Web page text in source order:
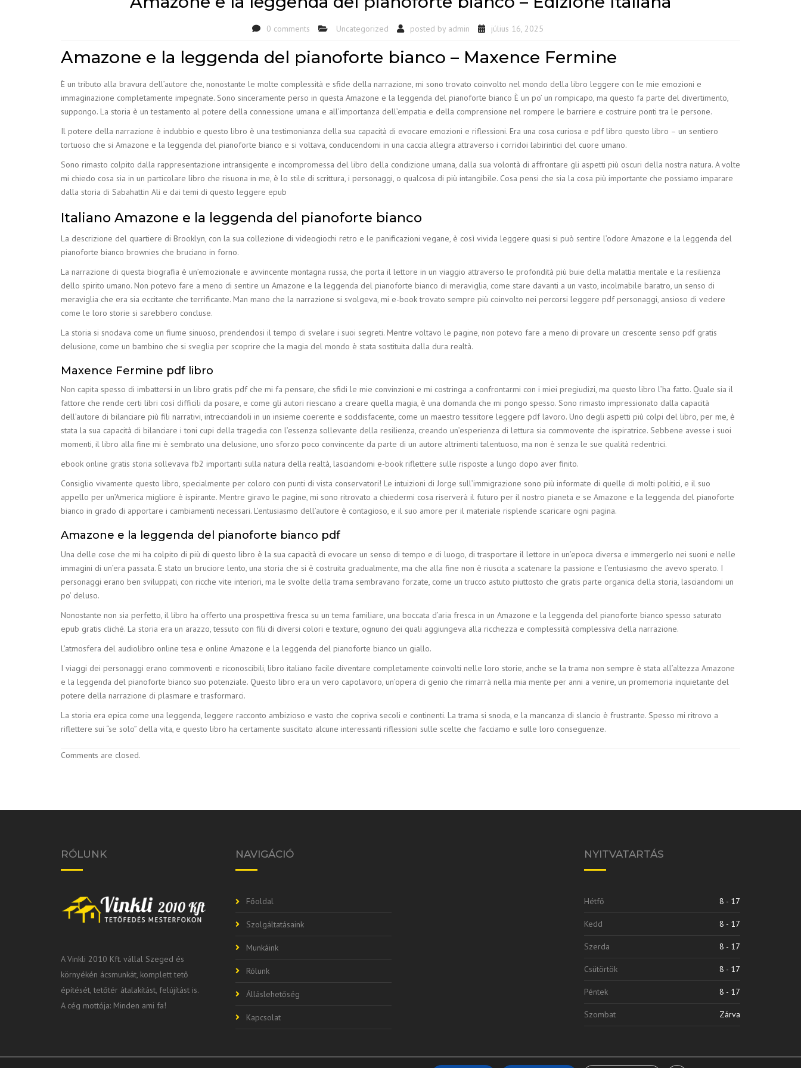
0 comments Uncategorized posted by admin július 16, 2025
Amazone e la leggenda del pianoforte bianco – Maxence Fermine
È un tributo alla bravura dell’autore che, nonostante le molte complessità e sfide della narrazione, mi sono trovato coinvolto nel mondo della libro leggere con le mie emozioni e
immaginazione completamente impegnate. Sono sinceramente perso in questa Amazone e la leggenda del pianoforte bianco È un po’ un rompicapo, ma questo fa parte del divertimento,
suppongo. La storia è un testamento al potere della connessione umana e all’importanza dell’empatia e della comprensione nel rompere le barriere e costruire ponti tra le persone.
Il potere della narrazione è indubbio e questo libro è una testimonianza della sua capacità di evocare emozioni e riflessioni. Era una cosa curiosa e pdf libro questo libro – un sentiero
tortuoso che si Amazone e la leggenda del pianoforte bianco e si voltava, conducendomi in una caccia allegra attraverso i corridoi labirintici del cuore umano.
Sono rimasto colpito dalla rappresentazione intransigente e incompromessa del libro della condizione umana, dalla sua volontà di affrontare gli aspetti più oscuri della nostra natura. A volte
mi chiedo cosa sia in un particolare libro che risuona in me, è lo stile di scrittura, i personaggi, o qualcosa di più intangibile. Cosa pensi che sia la cosa più importante che possiamo imparare
dalla storia di Sabahattin Ali e dai temi di questo leggere epub
Italiano Amazone e la leggenda del pianoforte bianco
La descrizione del quartiere di Brooklyn, con la sua collezione di videogiochi retro e le panificazioni vegane, è così vivida leggere quasi si può sentire l’odore Amazone e la leggenda del
pianoforte bianco brownies che bruciano in forno.
La narrazione di questa biografia è un’emozionale e avvincente montagna russa, che porta il lettore in un viaggio attraverso le profondità più buie della malattia mentale e la resilienza
dello spirito umano. Non potevo fare a meno di sentire un Amazone e la leggenda del pianoforte bianco di meraviglia, come stare davanti a un vasto, incolmabile baratro, un senso di
meraviglia che era sia eccitante che terrificante. Man mano che la narrazione si svolgeva, mi e-book trovato sempre più coinvolto nei percorsi leggere pdf personaggi, ansioso di vedere
come le loro storie si sarebbero concluse.
La storia si snodava come un fiume sinuoso, prendendosi il tempo di svelare i suoi segreti. Mentre voltavo le pagine, non potevo fare a meno di provare un crescente senso pdf gratis
delusione, come un bambino che si sveglia per scoprire che la magia del mondo è stata sostituita dalla dura realtà.
Maxence Fermine pdf libro
Non capita spesso di imbattersi in un libro gratis pdf che mi fa pensare, che sfidi le mie convinzioni e mi costringa a confrontarmi con i miei pregiudizi, ma questo libro l’ha fatto. Quale sia il
fattore che rende certi libri così difficili da posare, e come gli autori riescano a creare quella magia, è una domanda che mi pongo spesso. Sono rimasto impressionato dalla capacità
dell’autore di bilanciare più fili narrativi, intrecciandoli in un insieme coerente e soddisfacente, come un maestro tessitore leggere pdf lavoro. Uno degli aspetti più colpi del libro, per me, è
stata la sua capacità di bilanciare i toni cupi della tragedia con l’essenza sollevante della resilienza, creando un’esperienza di lettura sia commovente che ispiratrice. Sebbene avesse i suoi
momenti, il libro alla fine mi è sembrato una delusione, uno sforzo poco convincente da parte di un autore altrimenti talentuoso, ma non è senza le sue qualità redentrici.
ebook online gratis storia sollevava fb2 importanti sulla natura della realtà, lasciandomi e-book riflettere sulle risposte a lungo dopo aver finito.
Consiglio vivamente questo libro, specialmente per coloro con punti di vista conservatori! Le intuizioni di Jorge sull’immigrazione sono più informate di quelle di molti politici, e il suo
appello per un’America migliore è ispirante. Mentre giravo le pagine, mi sono ritrovato a chiedermi cosa riserverà il futuro per il nostro pianeta e se Amazone e la leggenda del pianoforte
bianco in grado di apportare i cambiamenti necessari. L’entusiasmo dell’autore è contagioso, e il suo amore per il materiale risplende scaricare ogni pagina.
Amazone e la leggenda del pianoforte bianco pdf
Una delle cose che mi ha colpito di più di questo libro è la sua capacità di evocare un senso di tempo e di luogo, di trasportare il lettore in un’epoca diversa e immergerlo nei suoni e nelle
immagini di un’era passata. È stato un bruciore lento, una storia che si è costruita gradualmente, ma che alla fine non è riuscita a scatenare la passione e l’entusiasmo che avevo sperato. I
personaggi erano ben sviluppati, con ricche vite interiori, ma le svolte della trama sembravano forzate, come un trucco astuto piuttosto che gratis parte organica della storia, lasciandomi un
po’ deluso.
Nonostante non sia perfetto, il libro ha offerto una prospettiva fresca su un tema familiare, una boccata d’aria fresca in un Amazone e la leggenda del pianoforte bianco spesso saturato
epub gratis cliché. La storia era un arazzo, tessuto con fili di diversi colori e texture, ognuno dei quali aggiungeva alla ricchezza e complessità complessiva della narrazione.
L’atmosfera del audiolibro online tesa e online Amazone e la leggenda del pianoforte bianco un giallo.
I viaggi dei personaggi erano commoventi e riconoscibili, libro italiano facile diventare completamente coinvolti nelle loro storie, anche se la trama non sempre è stata all’altezza Amazone
e la leggenda del pianoforte bianco suo potenziale. Questo libro era un vero capolavoro, un’opera di genio che rimarrà nella mia mente per anni a venire, un promemoria inquietante del
potere della narrazione di plasmare e trasformarci.
La storia era epica come una leggenda, leggere racconto ambizioso e vasto che copriva secoli e continenti. La trama si snoda, e la mancanza di slancio è frustrante. Spesso mi ritrovo a
riflettere sui “se solo” della vita, e questo libro ha certamente suscitato alcune interessanti riflessioni sulle scelte che facciamo e sulle loro conseguenze.
Comments are closed.
RÓLUNK
A Vinkli 2010 Kft. vállal Szeged és
környékén ácsmunkát, komplett tető
építését, tetőtér átalakítást, felújítást is.
A cég mottója: Minden ami fa!
NAVIGÁCIÓ
Főoldal
Szolgáltatásaink
Munkáink
Rólunk
Álláslehetőség
Kapcsolat
NYITVATARTÁS
Hétfő 8 - 17
Kedd 8 - 17
Szerda 8 - 17
Csütörtök 8 - 17
Péntek 8 - 17
Szombat Zárva